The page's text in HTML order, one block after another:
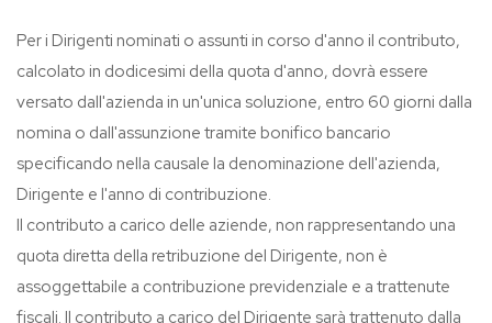
Per i Dirigenti nominati o assunti in corso d'anno il contributo,
calcolato in dodicesimi della quota d'anno, dovrà essere
versato dall'azienda in un'unica soluzione, entro 60 giorni dalla
nomina o dall'assunzione tramite bonifico bancario
specificando nella causale la denominazione dell'azienda,
Dirigente e l'anno di contribuzione.
Il contributo a carico delle aziende, non rappresentando una
quota diretta della retribuzione del Dirigente, non è
assoggettabile a contribuzione previdenziale e a trattenute
fiscali. Il contributo a carico del Dirigente sarà trattenuto dalla